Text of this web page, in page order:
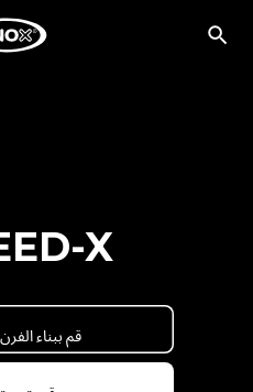
X
قم ببناء